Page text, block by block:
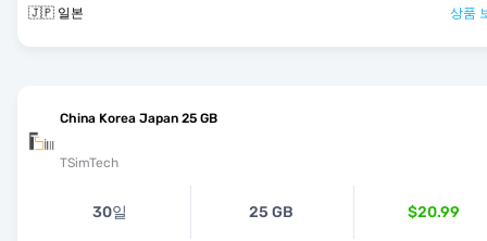
🇯🇵 일본 상품
China Korea Japan 25 GB
TSimTech
30일 25 GB $20.99